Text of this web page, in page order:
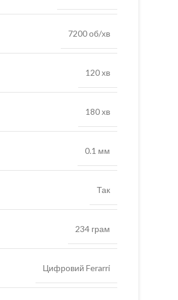
7200 об/хв
120 хв
180 хв
0.1 мм
Так
234 грам
Цифровий Ferarri